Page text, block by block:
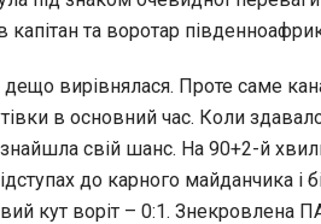
капітан та воротар
вирівнялася. Проте саме
в основний час. Коли
свій шанс. На 90+2-й
до карного майданчика
кут воріт – 0:1. Знекровлена